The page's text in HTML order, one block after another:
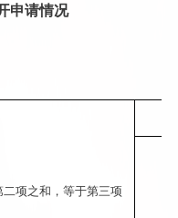
申请情况
二项之和，等于第三项